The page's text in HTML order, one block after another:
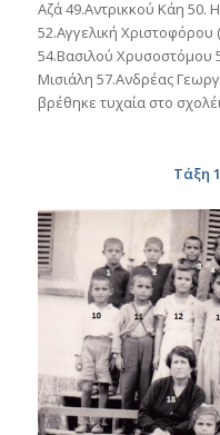
Αζά 49.Αντρικκού Κάη 50.
52.Αγγελική Χριστοφόρου
54.Βασιλού Χρυσοστόμου
Μισιάλη 57.Ανδρέας
βρέθηκε τυχαία στο
Τάξη